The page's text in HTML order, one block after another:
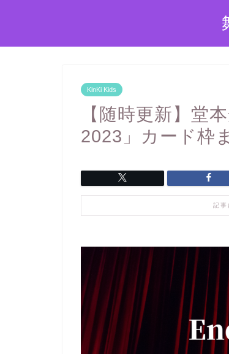
KinKi Kids
【随時更新】堂
2023」カード枠
記事